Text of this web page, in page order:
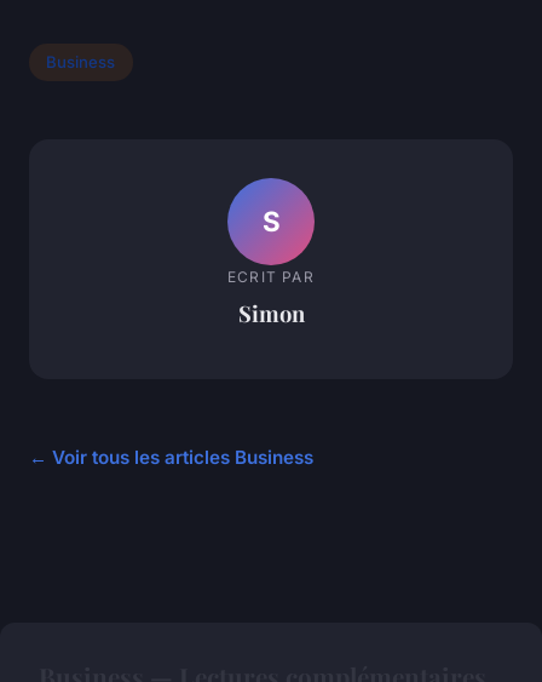
Business
S
ECRIT PAR
Simon
← Voir tous les articles Business